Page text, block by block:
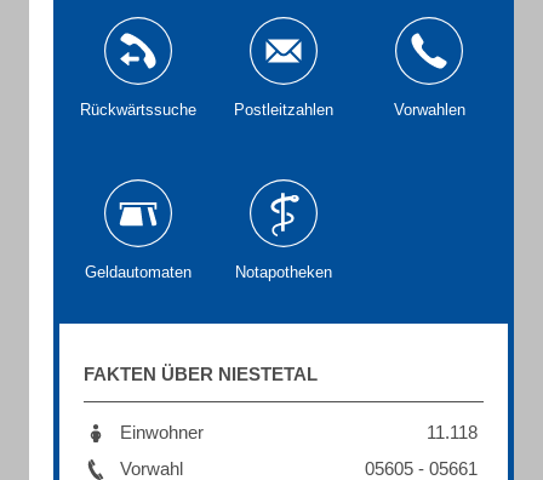
Rückwärtssuche Postleitzahlen Vorwahlen
Geldautomaten Notapotheken
FAKTEN ÜBER NIESTETAL
Einwohner
11.118
Vorwahl
05605 - 05661